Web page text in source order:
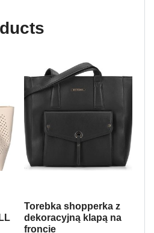
Torebka shopperka z
dekoracyjną klapą na
froncie